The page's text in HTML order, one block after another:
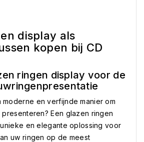
display als
kopen bij CD
ringen display voor de
en verfijnde manier om
Een glazen ringen
en elegante oplossing voor
uw ringen op de meest